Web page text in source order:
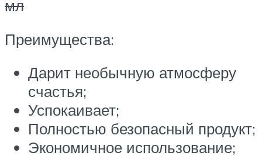
мл
Преимущества:
Дарит необычную атмосферу
счастья;
Успокаивает;
Полностью безопасный продукт;
Экономичное использование;